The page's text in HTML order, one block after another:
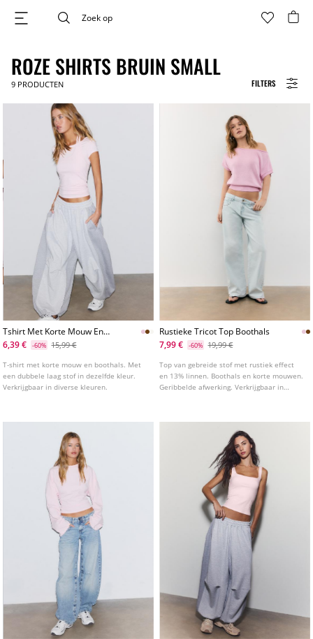
FILTERS
ROZE SHIRTS BRUIN SMALL
9 PRODUCTEN
Tshirt Met Korte Mouw En
Dubbele Laag
6,39 € -60% 15,99 €
T-shirt met korte mouw en boothals. Met
een dubbele laag stof in dezelfde kleur.
Verkrijgbaar in diverse kleuren.
Rustieke Tricot Top Boothals
7,99 €
-60% 19,99 €
Top van gebreide stof met rustiek effect
en 13% linnen. Boothals en korte mouwen.
Geribbelde afwerking. Verkrijgbaar in